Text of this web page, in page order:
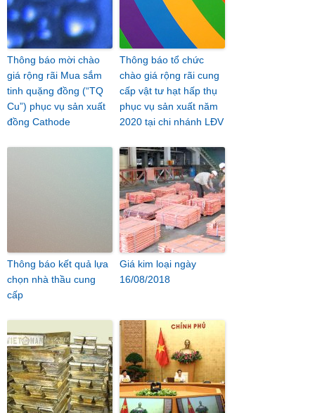
Thông báo mời chào
giá rộng rãi Mua sắm
tinh quặng đồng (“TQ
Cu”) phục vụ sản xuất
đồng Cathode
Thông báo tổ chức
chào giá rộng rãi cung
cấp vật tư hạt hấp thụ
phục vụ sản xuất năm
2020 tại chi nhánh LĐV
Thông báo kết quả lựa
chọn nhà thầu cung
cấp
Giá kim loại ngày
16/08/2018